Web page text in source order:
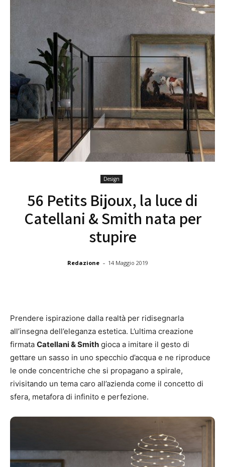
Design
56 Petits Bijoux, la luce di
Catellani & Smith nata per
stupire
Redazione - 14 Maggio 2019
Prendere ispirazione dalla realtà per ridisegnarla
all’insegna dell’eleganza estetica. L’ultima creazione
firmata Catellani & Smith gioca a imitare il gesto di
gettare un sasso in uno specchio d’acqua e ne riproduce
le onde concentriche che si propagano a spirale,
rivisitando un tema caro all’azienda come il concetto di
sfera, metafora di infinito e perfezione.